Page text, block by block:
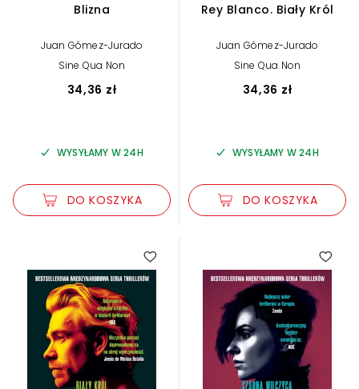
Blizna
Juan Gómez-Jurado
Sine Qua Non
34,36 zł
WYSYŁAMY W 24H
DO KOSZYKA
Rey Blanco. Biały Król
Juan Gómez-Jurado
Sine Qua Non
34,36 zł
WYSYŁAMY W 24H
DO KOSZYKA
3.00 2.00